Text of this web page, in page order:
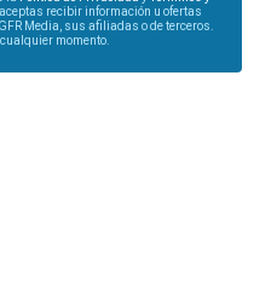
recibir información u ofertas
Media, sus afiliadas o de terceros.
momento.